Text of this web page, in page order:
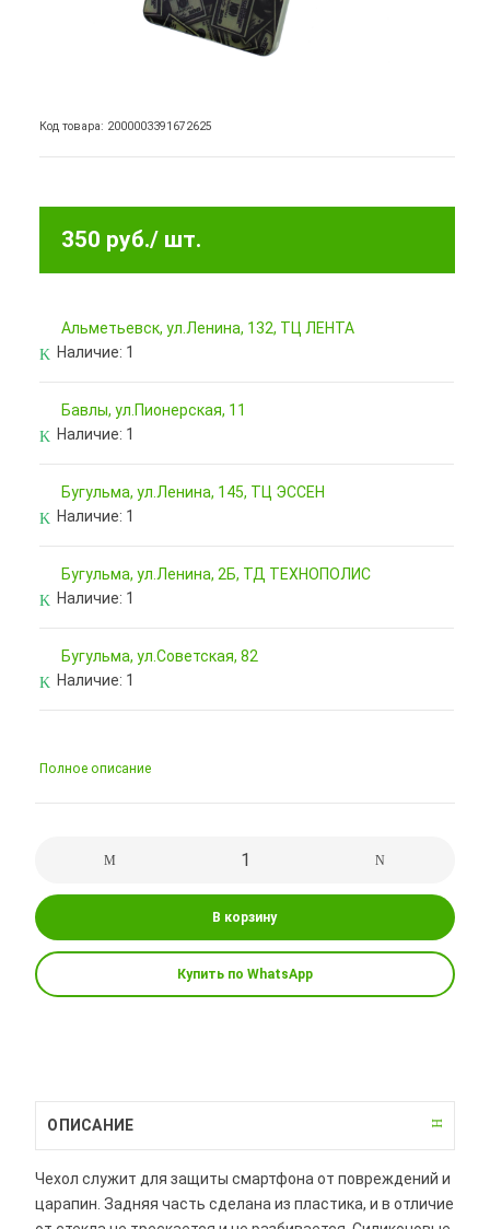
Код товара: 2000003391672625
350 руб./ шт.
Альметьевск, ул.Ленина, 132, ТЦ ЛЕНТА
Наличие: 1
Бавлы, ул.Пионерская, 11
Наличие: 1
Бугульма, ул.Ленина, 145, ТЦ ЭССЕН
Наличие: 1
Бугульма, ул.Ленина, 2Б, ТД ТЕХНОПОЛИС
Наличие: 1
Бугульма, ул.Советская, 82
Наличие: 1
Полное описание
В корзину
Купить по WhatsApp
ОПИСАНИЕ
Чехол служит для защиты смартфона от повреждений и
царапин. Задняя часть сделана из пластика, и в отличие